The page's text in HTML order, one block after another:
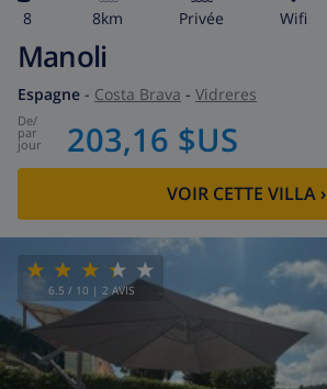
8 8km privée wifi
Manoli
Espagne - Costa Brava - Vidreres
de/
par
jour 203,16 $US
VOIR CETTE VILLA›
6.5 / 10 | 2 AVIS